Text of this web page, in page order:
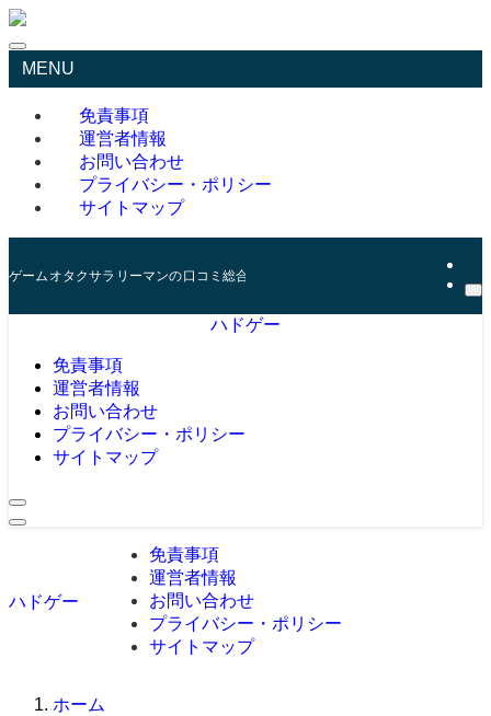
MENU
免責事項
運営者情報
お問い合わせ
プライバシー・ポリシー
サイトマップ
ゲームオタクサラリーマンの口コミ総合サイト
ハドゲー
免責事項
運営者情報
お問い合わせ
プライバシー・ポリシー
サイトマップ
ハドゲー
免責事項
運営者情報
お問い合わせ
プライバシー・ポリシー
サイトマップ
ホーム